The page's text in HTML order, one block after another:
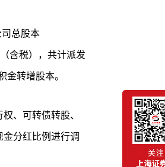
总股本
含税），共计派发
转增股本。
、可转债转股、
分红比例进行调